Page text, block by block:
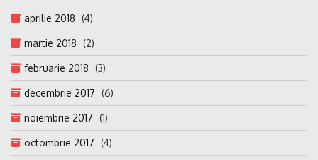
aprilie 2018 (4)
martie 2018 (2)
februarie 2018 (3)
decembrie 2017 (6)
noiembrie 2017 (1)
octombrie 2017 (4)